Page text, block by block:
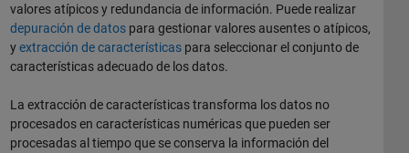
valores atípicos y redundancia de información. Puede realizar
depuración de datospara gestionar valores ausentes o atípicos,
yextracción de característicaspara seleccionar el conjunto de
características adecuado de los datos.
La extracción de características transforma los datos no
procesados en características numéricas que pueden ser
procesadas al tiempo que se conserva la información del